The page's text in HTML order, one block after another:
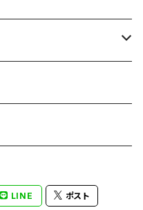
LINE ポスト